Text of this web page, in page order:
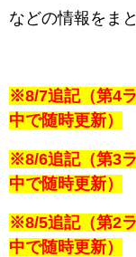
などの情報をま
※8/7追記（第4
中で随時更新）
※8/6追記（第3
中で随時更新）
※8/5追記（第2
中で随時更新）